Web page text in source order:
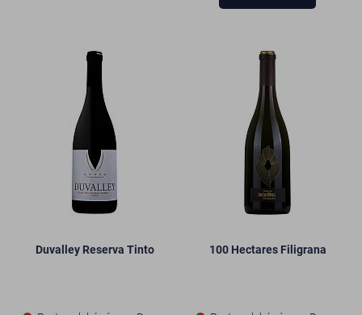
Duvalley Reserva Tinto 100 Hectares Filigrana